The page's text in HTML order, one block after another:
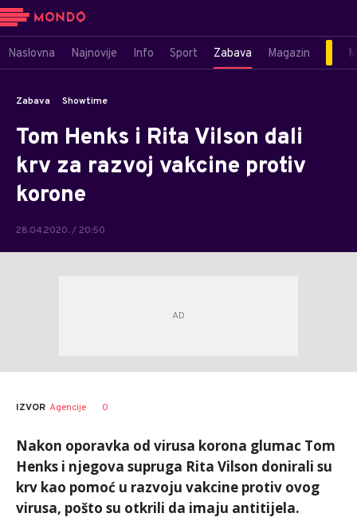
Naslovna Najnovije Info Sport Zabava Magazin
Zabava Showtime
Tom Henks i Rita Vilson dali
krv za razvoj vakcine protiv
korone
28.04.2020. / 20:50
IZVOR Agencije 0
Nakon oporavka od virusa korona glumac Tom
Henks i njegova supruga Rita Vilson donirali su
krv kao pomoć u razvoju vakcine protiv ovog
virusa, pošto su otkrili da imaju antitijela.